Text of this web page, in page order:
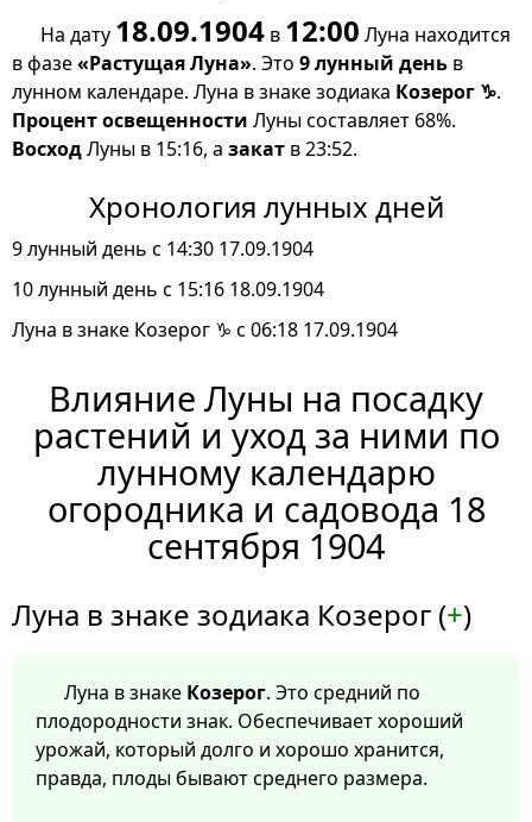
На дату 18.09.1904 в 12:00 Луна находится
в фазе«Растущая Луна». Это 9 лунный день в
лунном календаре. Луна в знаке зодиака Козерог ♑.
Процент освещенности Луны составляет 68%.
ВосходЛуны в 15:16, а закат в 23:52.
Хронология лунных дней
9 лунный день с 14:30 17.09.1904
10 лунный день с 15:16 18.09.1904
Луна в знаке Козерог ♑ с 06:18 17.09.1904
Влияние Луны на посадку
растений и уход за ними по
лунному календарю
огородника и садовода 18
сентября 1904
Луна в знаке зодиака Козерог (+)
Луна в знаке Козерог. Это средний по
плодородности знак. Обеспечивает хороший
урожай, который долго и хорошо хранится,
правда, плоды бывают среднего размера.